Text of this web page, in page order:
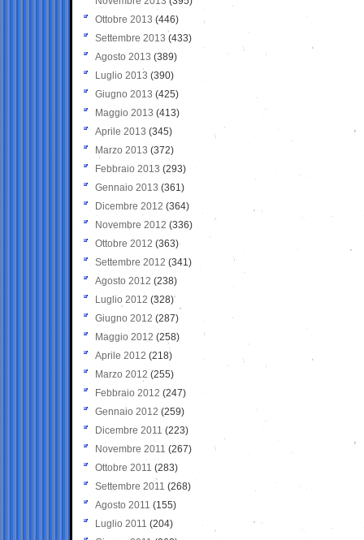
Ottobre 2013 (446)
Settembre 2013 (433)
Agosto 2013 (389)
Luglio 2013 (390)
Giugno 2013 (425)
Maggio 2013 (413)
Aprile 2013 (345)
Marzo 2013 (372)
Febbraio 2013 (293)
Gennaio 2013 (361)
Dicembre 2012 (364)
Novembre 2012 (336)
Ottobre 2012 (363)
Settembre 2012 (341)
Agosto 2012 (238)
Luglio 2012 (328)
Giugno 2012 (287)
Maggio 2012 (258)
Aprile 2012 (218)
Marzo 2012 (255)
Febbraio 2012 (247)
Gennaio 2012 (259)
Dicembre 2011 (223)
Novembre 2011 (267)
Ottobre 2011 (283)
Settembre 2011 (268)
Agosto 2011 (155)
Luglio 2011 (204)